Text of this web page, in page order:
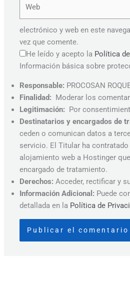
electrónico y web en este
vez que comente.
He leído y acepto la Política
Información básica sobre
Responsable: PROCOSAN
Finalidad: Moderar los
Legitimación: Por
Destinatarios y encargados de
ceden o comunican datos a
servicio. El Titular ha
alojamiento web a Hostinger
encargado de tratamiento.
Derechos: Acceder, rectificar y
Información Adicional: Puede
detallada en la Política de